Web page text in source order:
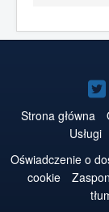
Strona główna
Usługi
Oświadczenie o
cookie